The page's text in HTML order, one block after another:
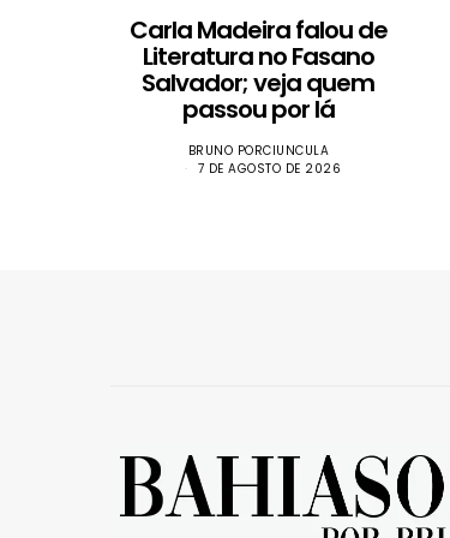
Carla Madeira falou de
Literatura no Fasano
Salvador; veja quem
passou por lá
BRUNO PORCIUNCULA
7 DE AGOSTO DE 2026